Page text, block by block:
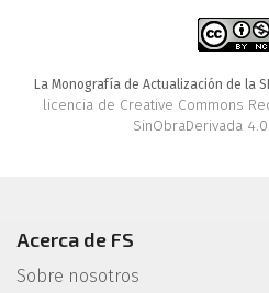
La Monografía de Actualización de la
licencia de Creative Commons
SinObraDerivada
Acerca de FS
Sobre nosotros